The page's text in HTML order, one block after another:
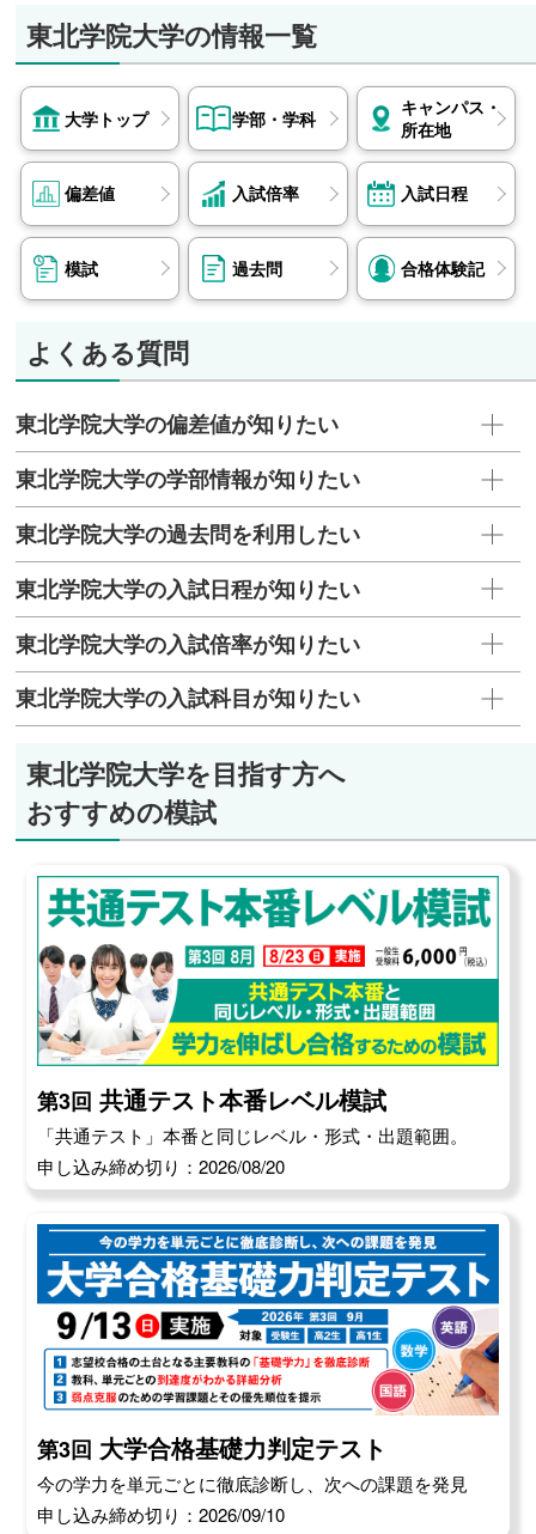
東北学院大学の情報一覧
大学トップ 学部・学科
キャンパス・
所在地
偏差値 入試倍率 入試日程
模試 過去問 合格体験記
よくある質問
東北学院大学の偏差値が知りたい
東北学院大学の学部情報が知りたい
東北学院大学の過去問を利用したい
東北学院大学の入試日程が知りたい
東北学院大学の入試倍率が知りたい
東北学院大学の入試科目が知りたい
東北学院大学を目指す方へ
おすすめの模試
第3回 共通テスト本番レベル模試
「共通テスト」本番と同じレベル・形式・出題範囲。
申し込み締め切り：2026/08/20
第3回 大学合格基礎力判定テスト
今の学力を単元ごとに徹底診断し、次への課題を発見
申し込み締め切り：2026/09/10